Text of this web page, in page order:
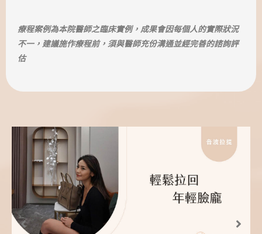
療程案例為本院醫師之臨床實例，成果會因每個人的實際狀況
不一，建議施作療程前，須與醫師充份溝通並經完善的諮詢評
估